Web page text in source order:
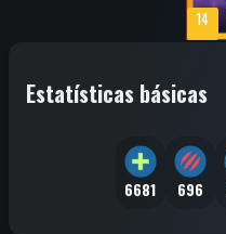
14
Estatísticas básicas
6681 696